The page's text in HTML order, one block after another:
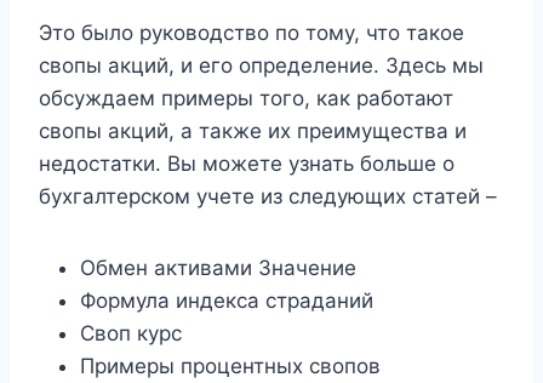
Это было руководство по тому, что такое
свопы акций, и его определение. Здесь мы
обсуждаем примеры того, как работают
свопы акций, а также их преимущества и
недостатки. Вы можете узнать больше о
бухгалтерском учете из следующих статей –
Обмен активами Значение
Формула индекса страданий
Своп курс
Примеры процентных свопов